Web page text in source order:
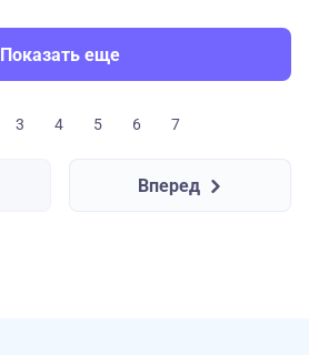
Показать еще
3 4 5 6 7
Вперед